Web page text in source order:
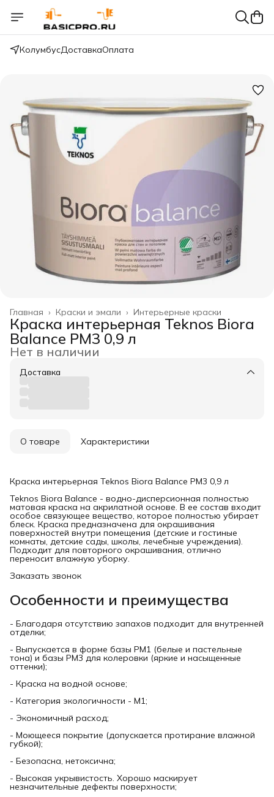
КолумбусДоставкаОплата
Интерьерные краски
Краски и эмали ›
Главная ›
Краска интерьерная Teknos Biora
Balance PM3 0,9 л
Нет в наличии
Доставка
О товаре Характеристики
Краска интерьерная Teknos Biora Balance PM3 0,9 л
Teknos Biora Balance - водно-дисперсионная полностью
матовая краска на акрилатной основе. В ее состав входит
особое связующее вещество, которое полностью убирает
блеск. Краска предназначена для окрашивания
поверхностей внутри помещения (детские и гостиные
комнаты, детские сады, школы, лечебные учреждения).
Подходит для повторного окрашивания, отлично
переносит влажную уборку.
Заказать звонок
Особенности и преимущества
- Благодаря отсутствию запахов подходит для внутренней
отделки;
- Выпускается в форме базы РМ1 (белые и пастельные
тона) и базы РМ3 для колеровки (яркие и насыщенные
оттенки);
- Краска на водной основе;
- Категория экологичности - M1;
- Экономичный расход;
- Моющееся покрытие (допускается протирание влажной
губкой);
- Безопасна, нетоксична;
- Высокая укрывистость. Хорошо маскирует
незначительные дефекты поверхности;